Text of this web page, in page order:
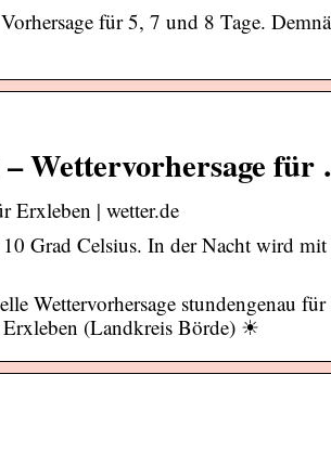
für 5, 7 und 8 Tage.
Wettervorhersage
Erxleben | wetter.de
Grad Celsius. In der Nacht wird
stundengenau für
Erxleben (Landkreis Börde) ☀